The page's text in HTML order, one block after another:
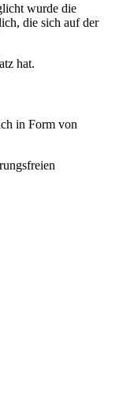
wurde die
die sich auf der
hat.
in Form von